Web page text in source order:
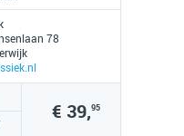
78
€ 39,95